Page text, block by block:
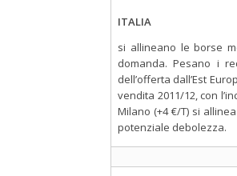
ITALIA
si allineano le borse
domanda. Pesano i
dell’offerta dall’Est
vendita 2011/12, con
Milano (+4 €/T) si
potenziale debolezza.